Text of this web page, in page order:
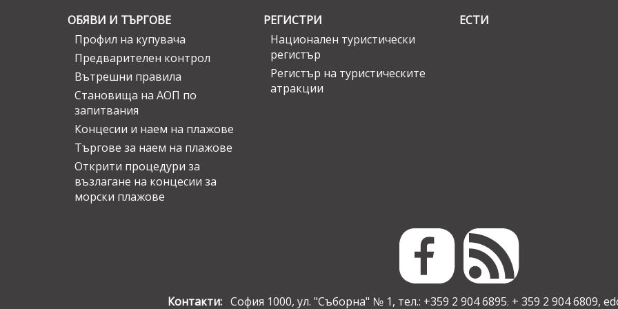
ОБЯВИ И ТЪРГОВЕ
Профил на купувача
Предварителен контрол
Вътрешни правила
Становища на АОП по
запитвания
Концесии и наем на плажове
Търгове за наем на плажове
Открити процедури за
възлагане на концесии за
морски плажове
РЕГИСТРИ
Национален туристически
регистър
Регистър на туристическите
атракции
ЕСТИ
Контакти:София 1000, ул. "Съборна" № 1, тел.: +359 2 904 6895; + 359 2 904 6809,